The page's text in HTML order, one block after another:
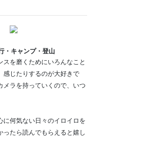
・キャンプ・登山
スを磨くためにいろんなこと
感じたりするのが大好きで
メラを持っていくので、いつ
に何気ない日々のイロイロを
ったら読んでもらえると嬉し